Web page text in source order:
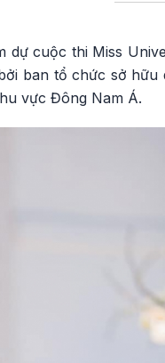
dự cuộc thi Miss
ban tổ chức sở hữu
vực Đông Nam Á.